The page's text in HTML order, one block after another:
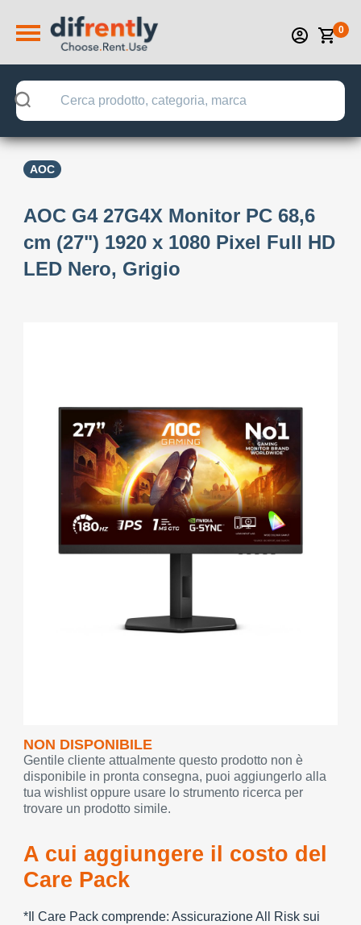
0
AOC
AOC G4 27G4X Monitor PC 68,6
cm (27") 1920 x 1080 Pixel Full HD
LED Nero, Grigio
NON DISPONIBILE
Gentile cliente attualmente questo prodotto non è
disponibile in pronta consegna, puoi aggiungerlo alla
tua wishlist oppure usare lo strumento ricerca per
trovare un prodotto simile.
A cui aggiungere il costo del
Care Pack
*Il Care Pack comprende: Assicurazione All Risk sui